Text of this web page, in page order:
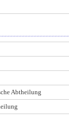
Abtheilung